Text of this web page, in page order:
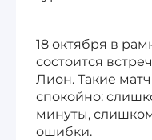
18 октября в
состоится
Лион. Такие
спокойно:
минуты,
ошибки.